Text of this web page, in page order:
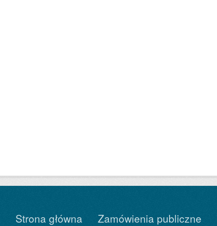
Strona główna
Zamówienia publiczne